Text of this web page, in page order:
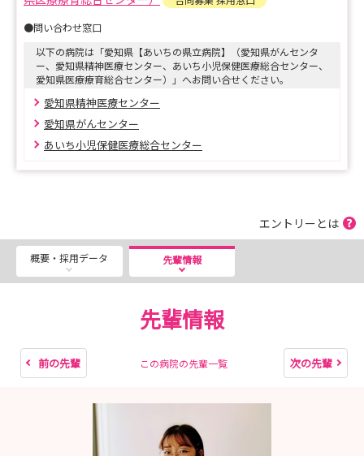
とやりがいを持って働ける環境作りを実践していきます。
ご興味のある方はぜひともエントリーをお願いします。
●問い合わせ窓口
以下の病院は「愛知県【あいちの県立病院】（愛知県がんセンタ
ー、愛知県精神医療センター、あいち小児保健医療総合センター、
愛知県医療療育総合センター）」へお問い合せください。
愛知県精神医療センター
愛知県がんセンター
あいち小児保健医療総合センター
エントリーとは
概要・採用データ 先輩情報
先輩情報
前の先輩 この病院の先輩一覧 次の先輩